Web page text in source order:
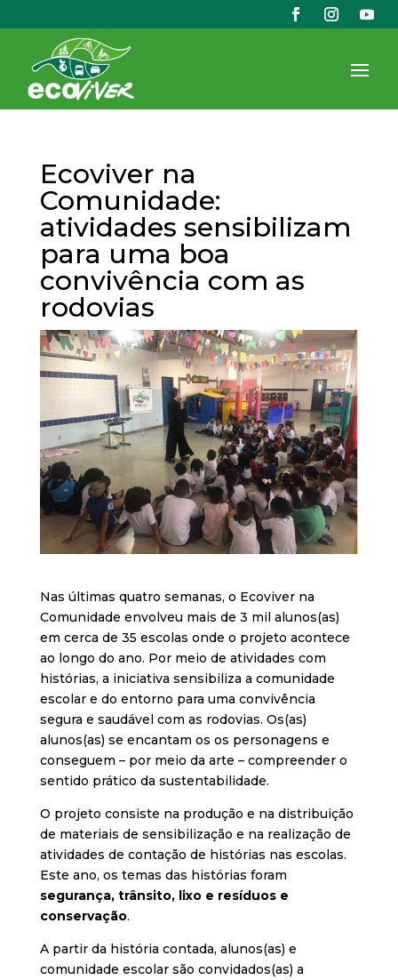
Ecoviver na
Comunidade:
atividades sensibilizam
para uma boa
convivência com as
rodovias
Nas últimas quatro semanas, o Ecoviver na
Comunidade envolveu mais de 3 mil alunos(as)
em cerca de 35 escolas onde o projeto acontece
ao longo do ano. Por meio de atividades com
histórias, a iniciativa sensibiliza a comunidade
escolar e do entorno para uma convivência
segura e saudável com as rodovias. Os(as)
alunos(as) se encantam os os personagens e
conseguem – por meio da arte – compreender o
sentido prático da sustentabilidade.
O projeto consiste na produção e na distribuição
de materiais de sensibilização e na realização de
atividades de contação de histórias nas escolas.
Este ano, os temas das histórias foram
segurança, trânsito, lixo e resíduos e
conservação.
A partir da história contada, alunos(as) e
comunidade escolar são convidados(as) a